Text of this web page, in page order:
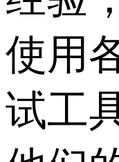
使用
试工